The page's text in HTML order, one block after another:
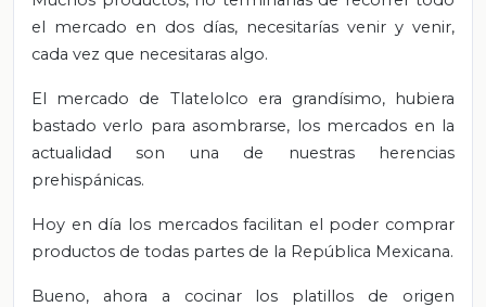
el mercado en dos días, necesitarías venir y venir,
cada vez que necesitaras algo.
El mercado de Tlatelolco era grandísimo, hubiera
bastado verlo para asombrarse, los mercados en la
actualidad son una de nuestras herencias
prehispánicas.
Hoy en día los mercados facilitan el poder comprar
productos de todas partes de la República Mexicana.
Bueno, ahora a cocinar los platillos de origen